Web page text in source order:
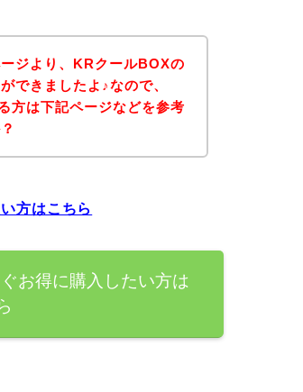
ジより、KRクールBOXの
できましたよ♪なので、
方は下記ページなどを参考
方はこちら
お得に購入したい方は